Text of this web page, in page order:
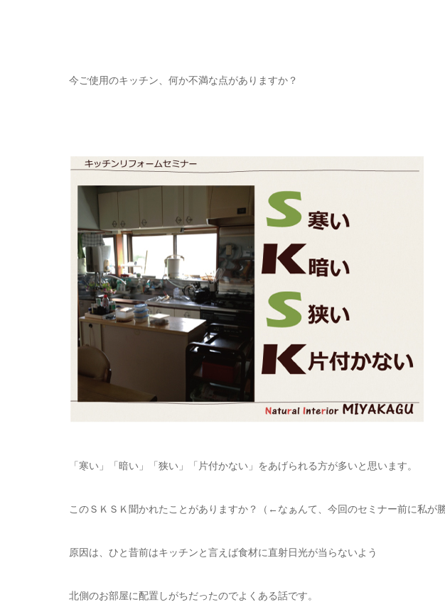
今ご使用のキッチン、何か不満な点がありますか？
「寒い」「暗い」「狭い」「片付かない」をあげられる方が多いと思います。
このＳＫＳＫ聞かれたことがありますか？（←なぁんて、今回のセミナー前に私が
原因は、ひと昔前はキッチンと言えば食材に直射日光が当らないよう
北側のお部屋に配置しがちだったのでよくある話です。